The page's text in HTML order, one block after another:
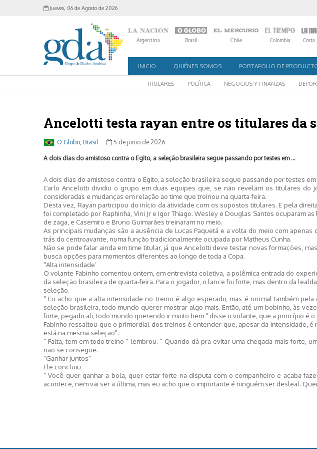
Jueves, 06 de Agosto de 2026
Argentina Brasil Chile Colombia Costa
INICIO QUIÉNES SOMOS PORTAFOLIO DE
TITULARES POLÍTICA NEGOCIOS Y FINANZAS
Ancelotti testa rayan entre os titulares da
O Globo, Brasil 5 de junio de 2026
A dois dias do amistoso contra o Egito, a seleção brasileira segue passando por testes em ...
A dois dias do amistoso contra o Egito, a seleção brasileira segue passando por testes
Carlo Ancelotti dividiu o grupo em duas equipes que, se não revelam os titulares do
consideradas e mudanças em relação ao time que treinou na quarta-feira.
Desta vez, Rayan participou do início da atividade com os supostos titulares. E pela
foi completado por Raphinha, Vini Jr e Igor Thiago. Wesley e Douglas Santos ocuparam
de zaga, e Casemiro e Bruno Guimarães treinaram no meio.
As principais mudanças são a ausência de Lucas Paquetá e a volta do meio com
trás do centroavante, numa função tradicionalmente ocupada por Matheus Cunha.
Não se pode falar ainda em time titular, já que Ancelotti deve testar novas formações,
busca opções para momentos diferentes ao longo de toda a Copa.
"Alta intensidade’
O volante Fabinho comentou ontem, em entrevista coletiva, a polêmica entrada do
da seleção brasileira de quarta-feira. Para o jogador, o lance foi forte, mas dentro da
seleção.
" Eu acho que a alta intensidade no treino é algo esperado, mas é normal também
seleção brasileira, todo mundo querer mostrar algo mais. Então, até um bobinho, às
forte, pegado ali, todo mundo querendo ir muito bem " disse o volante, que a princípio é
Fabinho ressaltou que o primordial dos treinos é entender que, apesar da intensidade,
está na mesma seleção".
" Falta, tem em todo treino " lembrou. " Quando dá pra evitar uma chegada mais forte,
não se consegue.
"Ganhar juntos"
Ele concluiu:
" Você quer ganhar a bola, quer estar forte na disputa com o companheiro e acaba
acontece, nem vai ser a última, mas eu acho que o importante é ninguém ser desleal.